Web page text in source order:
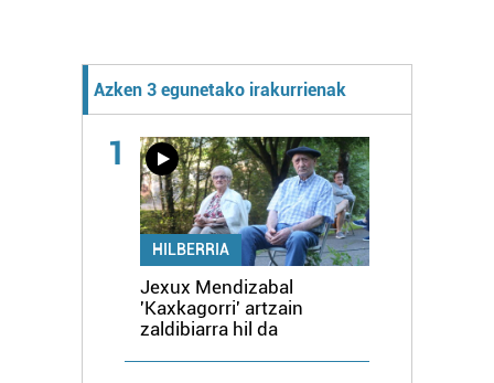
Azken 3 egunetako irakurrienak
1
HILBERRIA
Jexux Mendizabal
'Kaxkagorri' artzain
zaldibiarra hil da